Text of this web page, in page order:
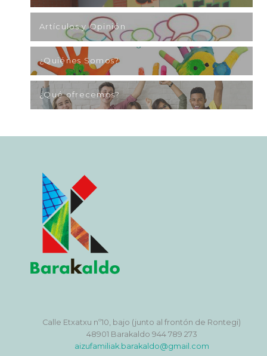
Artículos y Opinión
¿Quiénes Somos?
¿Qué ofrecemos?
Calle Etxatxu nº10, bajo (junto al frontón de Rontegi)
48901 Barakaldo 944 789 273
aizufamiliak.barakaldo@gmail.com